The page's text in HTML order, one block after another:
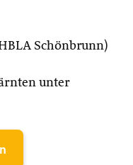
Schönbrunn)
unter